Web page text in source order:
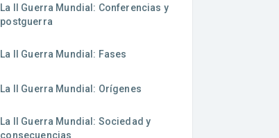
La II Guerra Mundial: Conferencias y
postguerra
La II Guerra Mundial: Fases
La II Guerra Mundial: Orígenes
La II Guerra Mundial: Sociedad y
consecuencias